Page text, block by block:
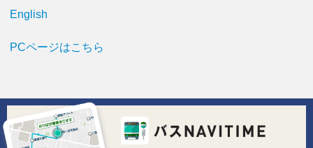
English
PCページはこちら